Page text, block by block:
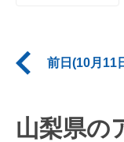
前日(10月11
山梨県の